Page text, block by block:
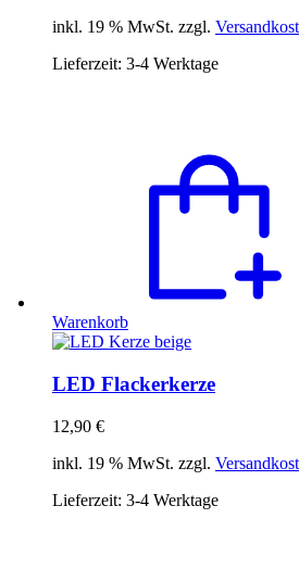
inkl. 19 % MwSt. zzgl.
Lieferzeit: 3-4 Werktage
Warenkorb
LED Flackerkerze
12,90 €
inkl. 19 % MwSt. zzgl.
Lieferzeit: 3-4 Werktage